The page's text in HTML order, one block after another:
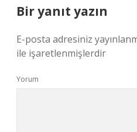
Bir yanıt yazın
E-posta adresiniz
ile işaretlenmişlerdir
Yorum